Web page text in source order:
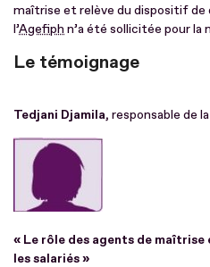
maîtrise et relève du dispositif de
l’Agefiph n’a été sollicitée pour
Le témoignage
Tedjani Djamila, responsable de
« Le rôle des agents de
les salariés »